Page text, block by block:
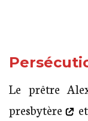
Le prêtre
presbytère